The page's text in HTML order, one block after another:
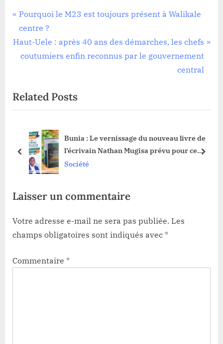
Société
Navigation
de
l’article
P
r
e
v
u
s
s
Pourquoi le M23 est toujours présent à Walikale
centre ?
N
P
o
Haut-Uele : après 40 ans des démarches, les chefs
coutumiers enfin reconnus par le gouvernement
central
Related Posts
Bunia : Le vernissage du nouveau livre de
l’écrivain Nathan Mugisa prévu pour ce
samedi
Société
prev next
Laisser un commentaire
Votre adresse e-mail ne sera pas publiée. Les
champs obligatoires sont indiqués avec *
Commentaire *